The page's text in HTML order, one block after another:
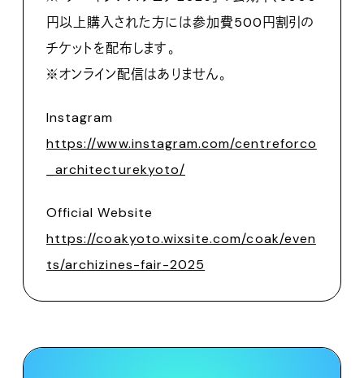
円以上購入された方には参加費500円割引の
チケットを配布します。
※オンライン配信はありません。
Instagram
https://www.instagram.com/centreforco
_architecturekyoto/
Official Website
https://coakyoto.wixsite.com/coak/even
ts/archizines-fair-2025